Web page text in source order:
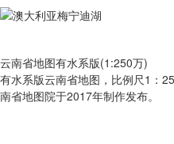
云南省地图有水系版(1:250万)
有​水系版云南省地图，比例尺1：
南省地图院于2017年制作发布。